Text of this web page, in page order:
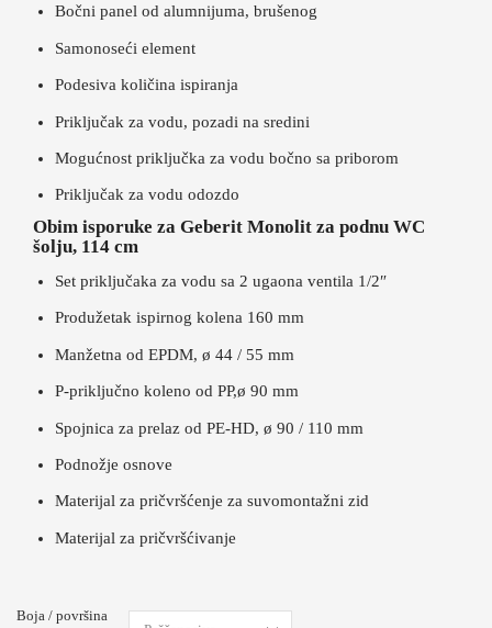
Bočni panel od alumnijuma, brušenog
Samonoseći element
Podesiva količina ispiranja
Priključak za vodu, pozadi na sredini
Mogućnost priključka za vodu bočno sa priborom
Priključak za vodu odozdo
Obim isporuke za Geberit Monolit za podnu WC
šolju, 114 cm
Set priključaka za vodu sa 2 ugaona ventila 1/2″
Produžetak ispirnog kolena 160 mm
Manžetna od EPDM, ø 44 / 55 mm
P-priključno koleno od PP,ø 90 mm
Spojnica za prelaz od PE-HD, ø 90 / 110 mm
Podnožje osnove
Materijal za pričvršćenje za suvomontažni zid
Materijal za pričvršćivanje
Boja / površina